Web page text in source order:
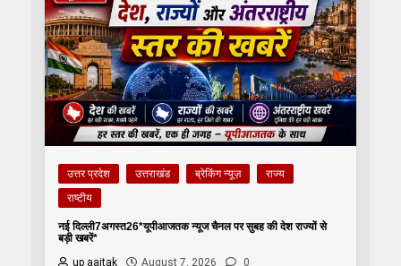
उत्तर प्रदेश उत्तराखंड ब्रेकिंग न्यूज़
राज्य
राष्टीय
नई दिल्ली7अगस्त26*यूपीआजतक न्यूज चैनल पर सुबह की देश राज्यों से
बड़ी खबरें*
up aajtak
August 7, 2026 0